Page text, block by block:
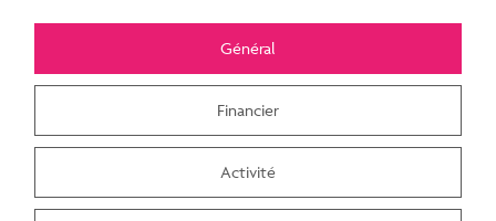
Général
Financier
Activité